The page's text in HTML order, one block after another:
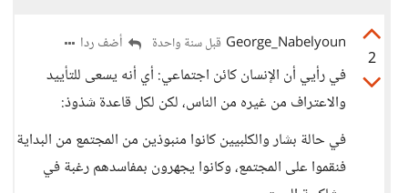
2
George_Nabelyoun قبل سنة واحدة أضف ردا
في رأيي أن الإنسان كائن اجتماعي: أي أنه يسعى للتأييد
والاعتراف من غيره من الناس، لكن لكل قاعدة شذوذ:
في حالة بشار والكلبيين كانوا منبوذين من المجتمع من البداية
فنقموا على المجتمع، وكانوا يجهرون بمفاسدهم رغبة في